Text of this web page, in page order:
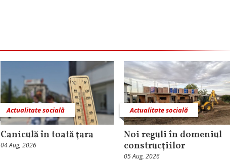
Actualitate socială
Caniculă în toată ţara
04 Aug, 2026
Actualitate socială
Noi reguli în domeniul
construcţiilor
05 Aug, 2026